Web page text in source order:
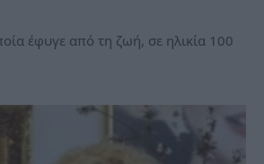
έφυγε από τη ζωή, σε ηλικία 100